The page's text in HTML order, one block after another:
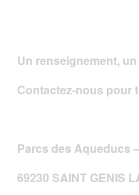
Un renseignement,
Contactez-nous pour
Parcs des Aqueducs
69230 SAINT GENIS